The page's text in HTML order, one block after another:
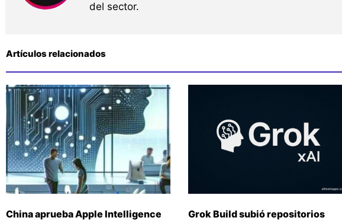
del sector.
Artículos relacionados
China aprueba Apple Intelligence
Grok Build subió repositorios